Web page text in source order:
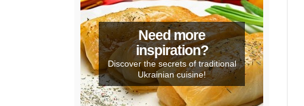
Need more
inspiration?
Discover the secrets of traditional
Ukrainian cuisine!